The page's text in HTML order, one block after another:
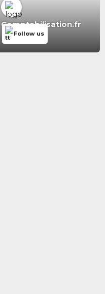
Comptabilisation.fr
Follow us